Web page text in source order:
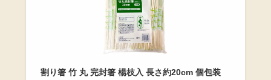
割り箸 竹 丸 完封箸 楊枝入 長さ約20cm 個包装